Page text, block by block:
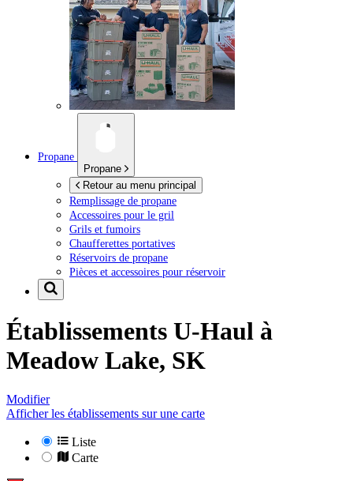
Propane
Propane
Retour au menu principal
Remplissage de propane
Accessoires pour le gril
Grils et fumoirs
Chaufferettes portatives
Réservoirs de propane
Pièces et accessoires pour réservoir
Établissements U-Haul à
Meadow Lake, SK
Modifier
Afficher les établissements sur une carte
Liste
Carte